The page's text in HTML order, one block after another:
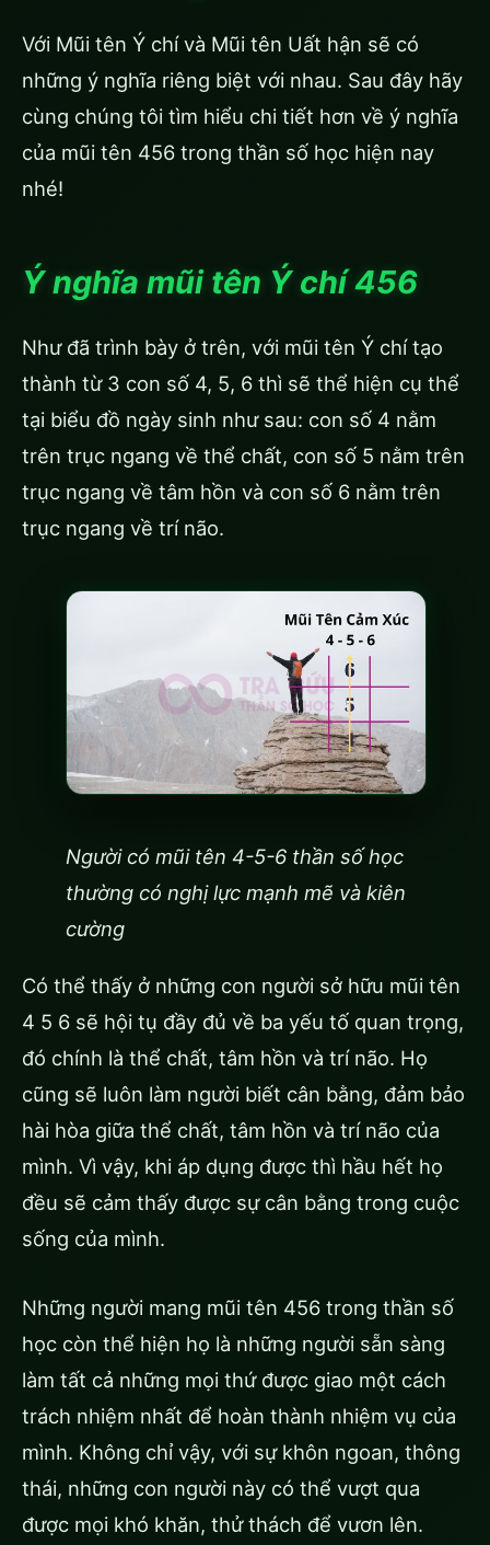
Với Mũi tên Ý chí và Mũi tên Uất hận sẽ có
những ý nghĩa riêng biệt với nhau. Sau đây hãy
cùng chúng tôi tìm hiểu chi tiết hơn về ý nghĩa
của mũi tên 456 trong thần số học hiện nay
nhé!
Ý nghĩa mũi tên Ý chí456
Như đã trình bày ở trên, với mũi tên Ý chí tạo
thành từ 3 con số 4, 5, 6 thì sẽ thể hiện cụ thể
tại biểu đồ ngày sinh như sau: con số 4 nằm
trên trục ngang về thể chất, con số 5 nằm trên
trục ngang về tâm hồn và con số 6 nằm trên
trục ngang về trí não.
Người có mũi tên 4-5-6 thần số học
thường có nghị lực mạnh mẽ và kiên
cường
Có thể thấy ở những con người sở hữu mũi tên
4 5 6 sẽ hội tụ đầy đủ về ba yếu tố quan trọng,
đó chính là thể chất, tâm hồn và trí não. Họ
cũng sẽ luôn làm người biết cân bằng, đảm bảo
hài hòa giữa thể chất, tâm hồn và trí não của
mình. Vì vậy, khi áp dụng được thì hầu hết họ
đều sẽ cảm thấy được sự cân bằng trong cuộc
sống của mình.
Những người mang mũi tên 456 trong thần số
học còn thể hiện họ là những người sẵn sàng
làm tất cả những mọi thứ được giao một cách
trách nhiệm nhất để hoàn thành nhiệm vụ của
mình. Không chỉ vậy, với sự khôn ngoan, thông
thái, những con người này có thể vượt qua
được mọi khó khăn, thử thách để vươn lên.